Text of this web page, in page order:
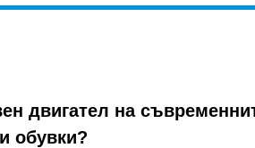
двигател на
обувки?